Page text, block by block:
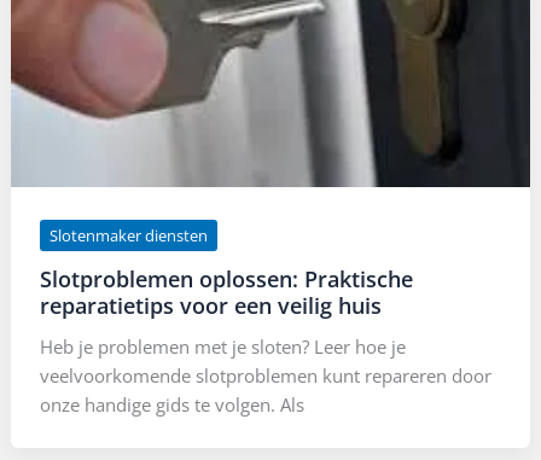
Slotenmaker diensten
Slotproblemen oplossen: Praktische
reparatietips voor een veilig huis
Heb je problemen met je sloten? Leer hoe je
veelvoorkomende slotproblemen kunt repareren door
onze handige gids te volgen. Als